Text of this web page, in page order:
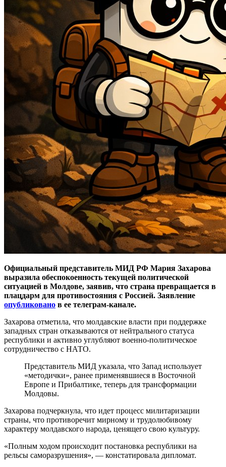
Официальный представитель МИД РФ Мария Захарова
выразила обеспокоенность текущей политической
ситуацией в Молдове, заявив, что страна превращается в
плацдарм для противостояния с Россией. Заявление
опубликовано в ее телеграм-канале.
Захарова отметила, что молдавские власти при поддержке
западных стран отказываются от нейтрального статуса
республики и активно углубляют военно-политическое
сотрудничество с НАТО.
Представитель МИД указала, что Запад использует
«методички», ранее применявшиеся в Восточной
Европе и Прибалтике, теперь для трансформации
Молдовы.
Захарова подчеркнула, что идет процесс милитаризации
страны, что противоречит мирному и трудолюбивому
характеру молдавского народа, ценящего свою культуру.
«Полным ходом происходит постановка республики на
рельсы саморазрушения», — констатировала дипломат.